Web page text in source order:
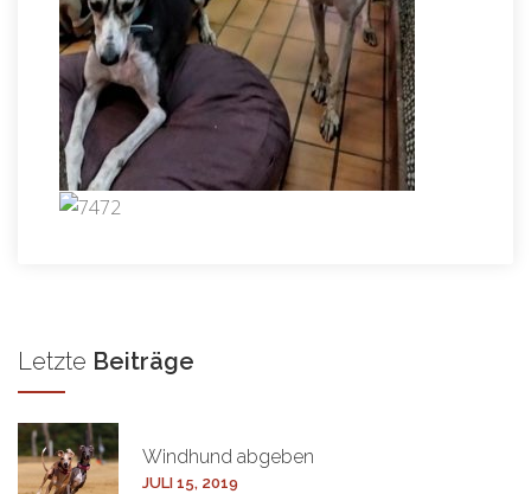
Letzte Beiträge
Windhund abgeben
JULI 15, 2019